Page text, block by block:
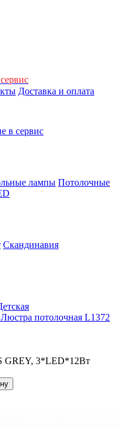
Доставка и оплата
в сервис
лампы Потолочные
Скандинавия
Люстра потолочная L1372
GREY, 3*LED*12Вт